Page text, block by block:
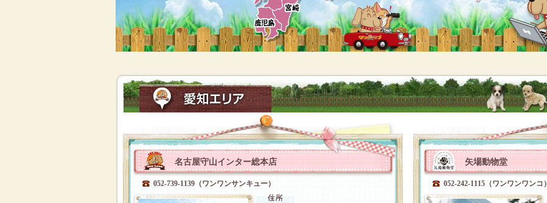
名古屋守山インター総本店
052-739-1139（ワンワンサンキュー）
矢場動物堂
052-242-1115（ワンワンワンコ）